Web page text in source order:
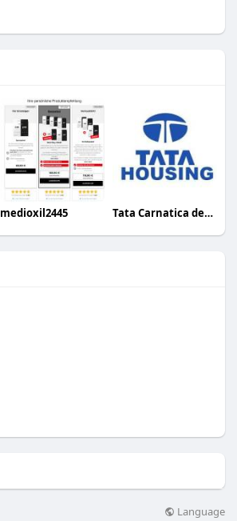
medioxil2445 Tata Carnatica devanahalli
Language